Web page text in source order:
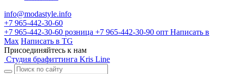
info@modastyle.info
+7 965-442-30-60
+7 965-442-30-60 розница +7 965-442-30-90 опт Написать в
Max Написать в TG
Присоединяйтесь к нам
Студия брафиттинга Kris Line